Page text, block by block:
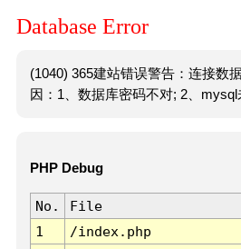
Database Error
(1040) 365建站错误警告：连接数
因：1、数据库密码不对; 2、mysql
PHP Debug
No. File
1
/index.php